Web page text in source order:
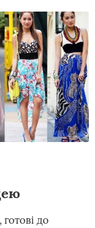
до